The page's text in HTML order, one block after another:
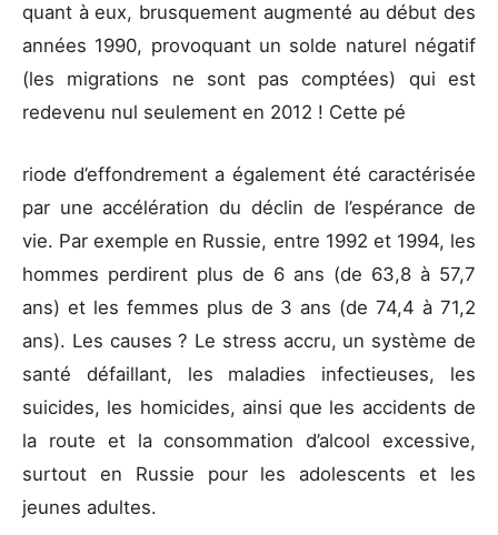
quant à eux, brusquement augmenté au début des
années 1990, provoquant un solde naturel négatif
(les migrations ne sont pas comptées) qui est
redevenu nul seulement en 2012 ! Cette pé
riode d’effondrement a également été caractérisée
par une accélération du déclin de l’espérance de
vie. Par exemple en Russie, entre 1992 et 1994, les
hommes perdirent plus de 6 ans (de 63,8 à 57,7
ans) et les femmes plus de 3 ans (de 74,4 à 71,2
ans). Les causes ? Le stress accru, un système de
santé défaillant, les maladies infectieuses, les
suicides, les homicides, ainsi que les accidents de
la route et la consommation d’alcool excessive,
surtout en Russie pour les adolescents et les
jeunes adultes.